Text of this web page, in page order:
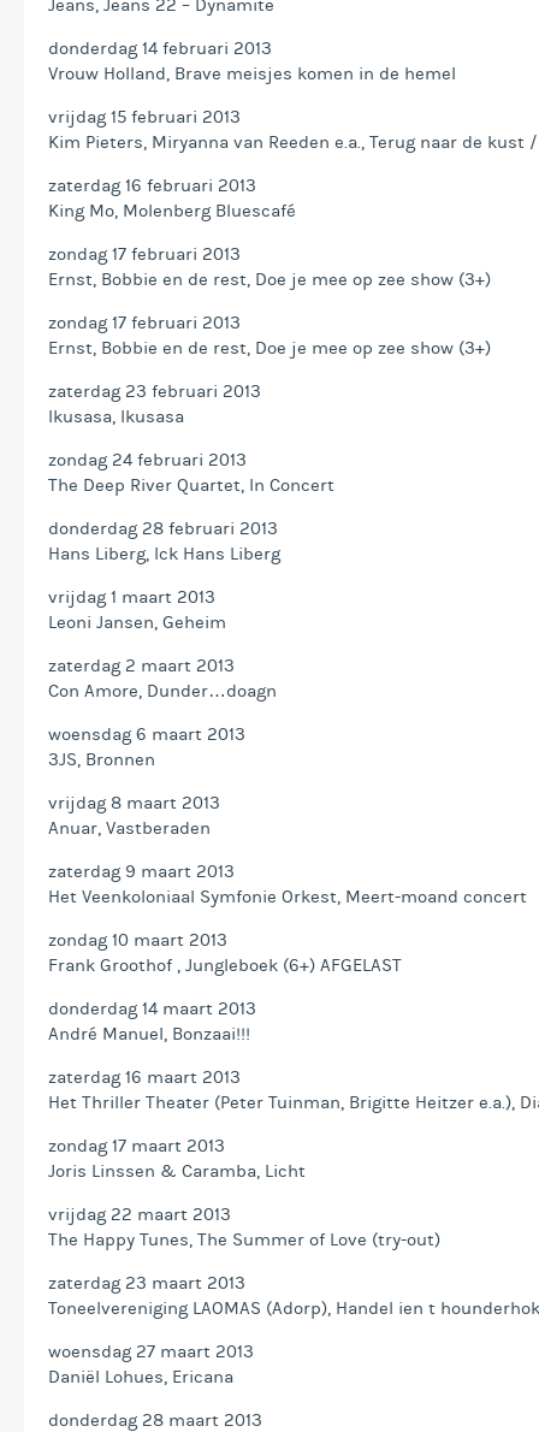
Jeans, Jeans 22 – Dynamite
donderdag 14 februari 2013
Vrouw Holland, Brave meisjes komen in de hemel
vrijdag 15 februari 2013
Kim Pieters, Miryanna van Reeden e.a., Terug naar de kust
zaterdag 16 februari 2013
King Mo, Molenberg Bluescafé
zondag 17 februari 2013
Ernst, Bobbie en de rest, Doe je mee op zee show (3+)
zondag 17 februari 2013
Ernst, Bobbie en de rest, Doe je mee op zee show (3+)
zaterdag 23 februari 2013
Ikusasa, Ikusasa
zondag 24 februari 2013
The Deep River Quartet, In Concert
donderdag 28 februari 2013
Hans Liberg, Ick Hans Liberg
vrijdag 1 maart 2013
Leoni Jansen, Geheim
zaterdag 2 maart 2013
Con Amore, Dunder…doagn
woensdag 6 maart 2013
3JS, Bronnen
vrijdag 8 maart 2013
Anuar, Vastberaden
zaterdag 9 maart 2013
Het Veenkoloniaal Symfonie Orkest, Meert-moand concert
zondag 10 maart 2013
Frank Groothof , Jungleboek (6+) AFGELAST
donderdag 14 maart 2013
André Manuel, Bonzaai!!!
zaterdag 16 maart 2013
Het Thriller Theater (Peter Tuinman, Brigitte Heitzer e.a.),
zondag 17 maart 2013
Joris Linssen & Caramba, Licht
vrijdag 22 maart 2013
The Happy Tunes, The Summer of Love (try-out)
zaterdag 23 maart 2013
Toneelvereniging LAOMAS (Adorp), Handel ien t hounderhok
woensdag 27 maart 2013
Daniël Lohues, Ericana
donderdag 28 maart 2013